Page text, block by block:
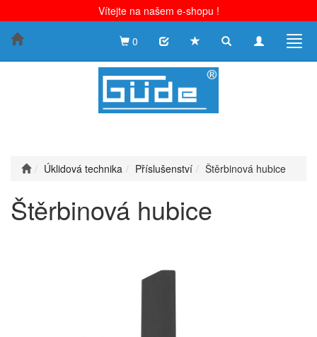
Vítejte na našem e-shopu !
Toggle
Toggle
0
Úklidová technika Příslušenství Štěrbinová hubice
Štěrbinová hubice